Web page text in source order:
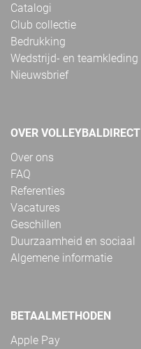
Catalogi
Club collectie
Bedrukking
Wedstrijd- en teamkleding
Nieuwsbrief
OVER VOLLEYBALDIRECT
Over ons
FAQ
Referenties
Vacatures
Geschillen
Duurzaamheid en sociaal
Algemene informatie
BETAALMETHODEN
Apple Pay